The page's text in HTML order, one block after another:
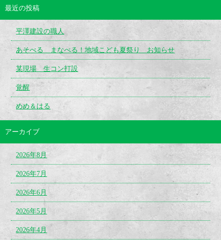
最近の投稿
平澤建設の職人
あそべる まなべる！地域こども夏祭り お知らせ
某現場 生コン打設
覚醒
めめ＆はる
アーカイブ
2026年8月
2026年7月
2026年6月
2026年5月
2026年4月